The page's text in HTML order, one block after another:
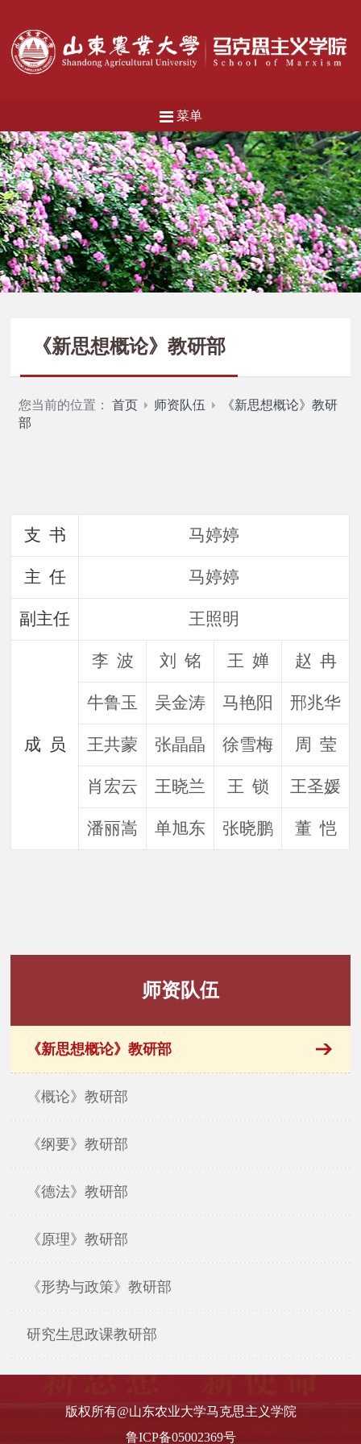
菜单
《新思想概论》教研部
您当前的位置：首页 师资队伍
《新思想概论》教研
部
支 书 马婷婷
主 任 马婷婷
副主任 王照明
成 员
李 波 刘 铭 王 婵 赵 冉
牛鲁玉 吴金涛 马艳阳 邢兆华
王共蒙 张晶晶 徐雪梅 周 莹
肖宏云 王晓兰 王 锁 王圣媛
潘丽嵩 单旭东 张晓鹏 董 恺
师资队伍
《新思想概论》教研部
《概论》教研部
《纲要》教研部
《德法》教研部
《原理》教研部
《形势与政策》教研部
研究生思政课教研部
版权所有@山东农业大学马克思主义学院
鲁ICP备05002369号